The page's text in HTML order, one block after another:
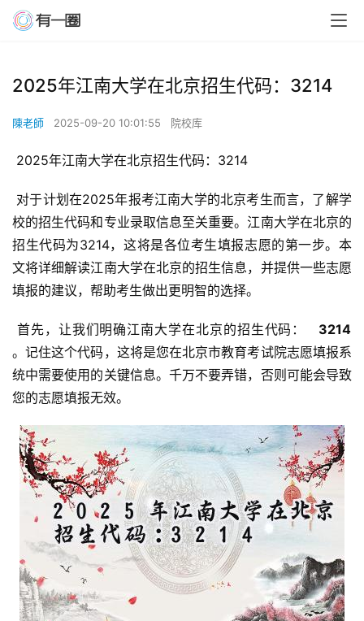
2025年江南大学在北京招生代码：3214
陳老師 2025-09-20 10:01:55 院校库
2025年江南大学在北京招生代码：3214
校的招生代码和专业录取信息至关重要。江南大学在北京的
招生代码为3214，这将是各位考生填报志愿的第一步。本
文将详细解读江南大学在北京的招生信息，并提供一些志愿
填报的建议，帮助考生做出更明智的选择。
首先，让我们明确江南大学在北京的招生代码：
。记住这个代码，这将是您在北京市教育考试院志愿填报系
统中需要使用的关键信息。千万不要弄错，否则可能会导致
您的志愿填报无效。